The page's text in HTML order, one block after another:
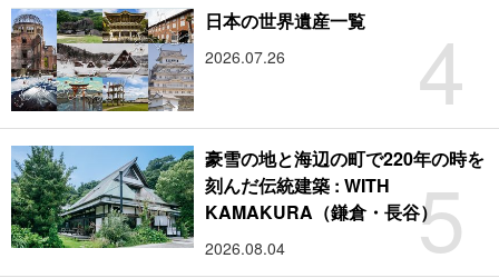
4
日本の世界遺産一覧
2026.07.26
5
豪雪の地と海辺の町で220年の時を
刻んだ伝統建築 : WITH
KAMAKURA（鎌倉・長谷）
2026.08.04